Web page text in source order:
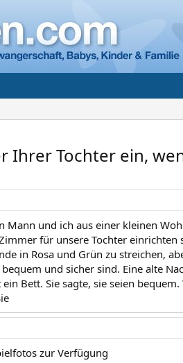
Ihrer Tochter ein,
Mann und ich aus einer kleinen
für unsere Tochter einrichten
in Rosa und Grün zu streichen,
und sicher sind. Eine alte
Bett. Sie sagte, sie seien
zur Verfügung